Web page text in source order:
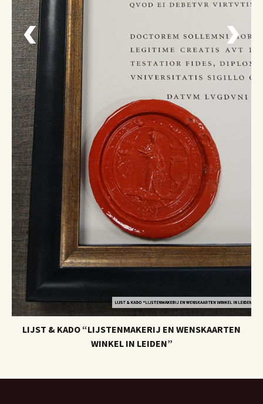
EN WENSKAARTEN WINKEL IN LEIDEN”
LIJST & KADO “LIJSTENMAKERIJ EN WENSKAARTEN
WINKEL IN LEIDEN”